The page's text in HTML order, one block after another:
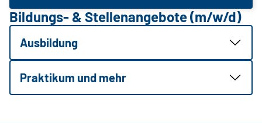
Bildungs- & Stellenangebote (m/w/d)
Ausbildung
Praktikum und mehr